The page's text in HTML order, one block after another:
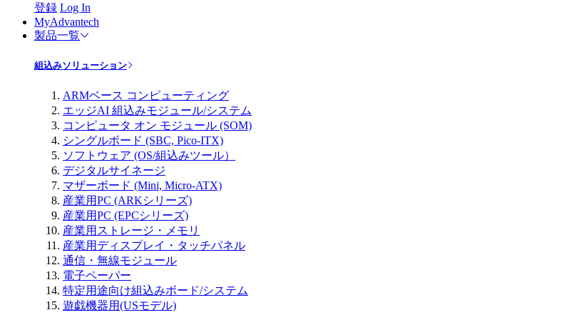
登録 Log In
MyAdvantech
製品一覧
組込みソリューション
ARMベース コンピューティング
エッジAI 組込みモジュール/システム
コンピュータ オン モジュール (SOM)
シングルボード (SBC, Pico-ITX)
ソフトウェア (OS/組込みツール）
デジタルサイネージ
マザーボード (Mini, Micro-ATX)
産業用PC (ARKシリーズ)
産業用PC (EPCシリーズ)
産業用ストレージ・メモリ
産業用ディスプレイ・タッチパネル
通信・無線モジュール
電子ペーパー
特定用途向け組込みボード/システム
遊戯機器用(USモデル)